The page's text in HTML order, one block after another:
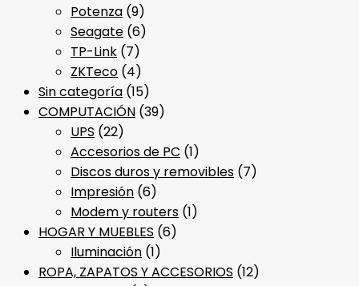
Potenza (9)
Seagate (6)
TP-Link (7)
ZKTeco (4)
Sin categoría (15)
COMPUTACIÓN (39)
UPS (22)
Accesorios de PC (1)
Discos duros y removibles (7)
Impresión (6)
Modem y routers (1)
HOGAR Y MUEBLES (6)
Iluminación (1)
ROPA, ZAPATOS Y ACCESORIOS (12)